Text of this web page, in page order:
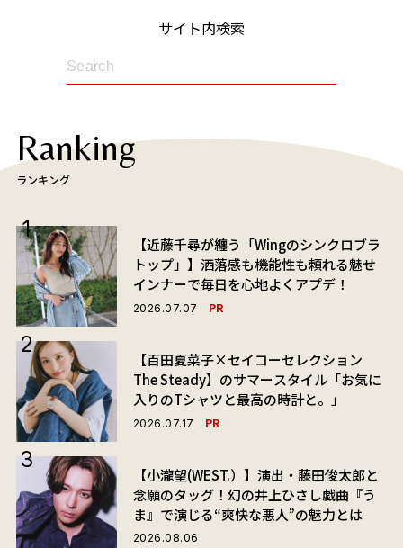
サイト内検索
Ranking
ランキング
【近藤千尋が纏う「Wingのシンクロブラ
トップ」】洒落感も機能性も頼れる魅せ
インナーで毎日を心地よくアプデ！
2026.07.07 PR
【百田夏菜子×セイコーセレクション
The Steady】のサマースタイル「お気に
入りのTシャツと最高の時計と。」
2026.07.17 PR
【小瀧望(WEST.）】演出・藤田俊太郎と
念願のタッグ！幻の井上ひさし戯曲『う
ま』で演じる“爽快な悪人”の魅力とは
2026.08.06